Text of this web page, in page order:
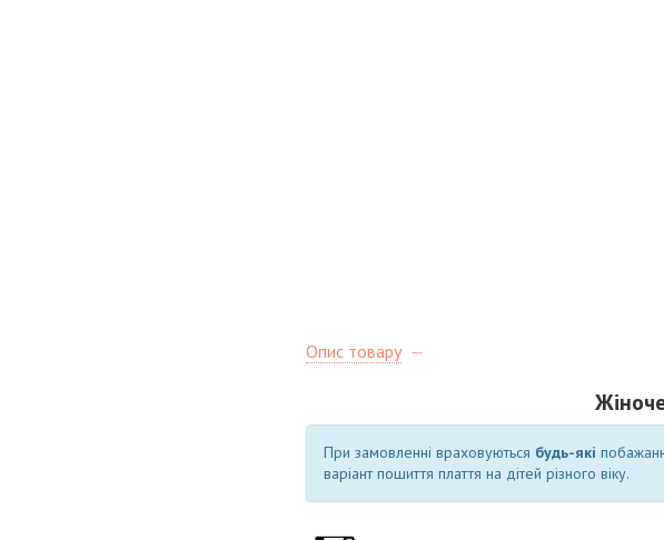
Опис товару
При замовленні враховуються будь-які
варіант пошиття плаття на дітей різного віку.